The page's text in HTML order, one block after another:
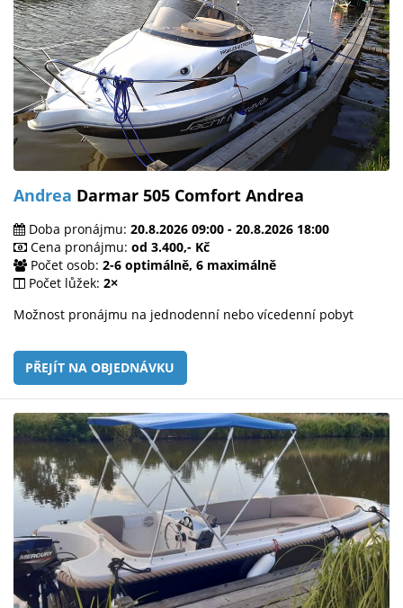
Andrea Darmar 505 Comfort Andrea
Doba pronájmu: 20.8.2026 09:00 - 20.8.2026 18:00
Cena pronájmu: od 3.400,- Kč
Počet osob: 2-6 optimálně, 6 maximálně
Počet lůžek: 2×
Možnost pronájmu na jednodenní nebo vícedenní pobyt
PŘEJÍT NA OBJEDNÁVKU